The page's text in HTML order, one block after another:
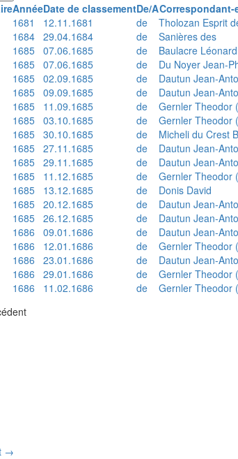
AnnéeDate de classementDe/ACorrespondant-
1681 12.11.1681 de Tholozan Esprit
1684 29.04.1684 de Sanières des
1685 07.06.1685 de Baulacre
1685 07.06.1685 de Du Noyer Jean-
1685 02.09.1685 de Dautun Jean-
1685 09.09.1685 de Dautun Jean-
1685 11.09.1685 de Gernler Theodor
1685 03.10.1685 de Gernler Theodor
1685 30.10.1685 de Micheli du Crest
1685 27.11.1685 de Dautun Jean-
1685 29.11.1685 de Dautun Jean-
1685 11.12.1685 de Gernler Theodor
1685 13.12.1685 de Donis David
1685 20.12.1685 de Dautun Jean-
1685 26.12.1685 de Dautun Jean-
1686 09.01.1686 de Dautun Jean-
1686 12.01.1686 de Gernler Theodor
1686 23.01.1686 de Dautun Jean-
1686 29.01.1686 de Gernler Theodor
1686 11.02.1686 de Gernler Theodor
→